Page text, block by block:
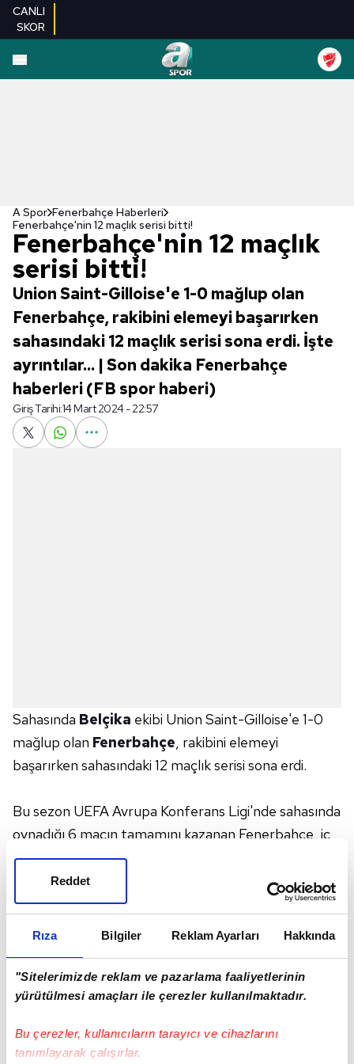
Rıza Bilgiler Reklam Ayarları Hakkında
"Sitelerimizde reklam ve pazarlama faaliyetlerinin
yürütülmesi amaçları ile çerezler kullanılmaktadır.
Bu çerezler, kullanıcıların tarayıcı ve cihazlarını
tanımlayarak çalışırlar.
Reddet
CANLI
SKOR
A Spor Fenerbahçe Haberleri
Fenerbahçe'nin 12 maçlık serisi bitti!
Fenerbahçe'nin 12 maçlık
serisi bitti!
Union Saint-Gilloise'e 1-0 mağlup olan
Fenerbahçe, rakibini elemeyi başarırken
sahasındaki 12 maçlık serisi sona erdi. İşte
ayrıntılar... | Son dakika Fenerbahçe
haberleri (FB spor haberi)
Giriş Tarihi:14 Mart 2024 - 22:57
Sahasında Belçika ekibi Union Saint-Gilloise'e 1-0
mağlup olan Fenerbahçe, rakibini elemeyi
başarırken sahasındaki 12 maçlık serisi sona erdi.
Bu sezon UEFA Avrupa Konferans Ligi'nde sahasında
oynadığı 6 maçın tamamını kazanan Fenerbahçe, iç
sahada ilk kez kaybetti. Belçika ekibi Union Saint-
Gilloise'i konuk eden sarı-lacivertliler, müsabakayı 1-
0 kaybetmesine rağmen ilk maçta elde ettiği 3-0'lık
elemelerinde Dinamo Kiev'e kaybeden sarı-
lacivertliler, sonrasında UEFA Avrupa Ligi'nde 5
Fenerbahçe, bu sezon iseUEFA Konferans Ligi